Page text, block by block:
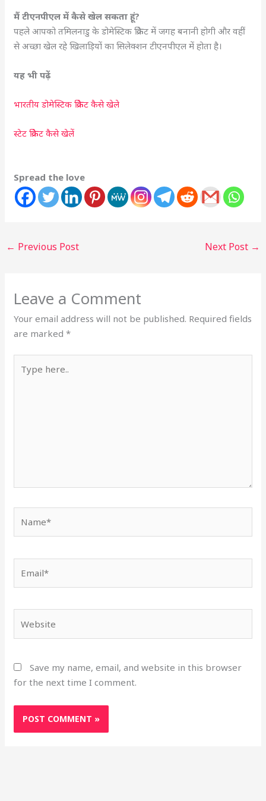
मैं टीएनपीएल में कैसे खेल सकता हूं?
पहले आपको तमिलनाडु के डोमेस्टिक क्रिकेट में जगह बनानी होगी और वहीं
से अच्छा खेल रहे खिलाड़ियों का सिलेक्शन टीएनपीएल में होता है।
यह भी पढ़ें
भारतीय डोमेस्टिक क्रिकेट कैसे खेले
स्टेट क्रिकेट कैसे खेलें
Spread the love
← Previous Post Next Post →
Leave a Comment
Your email address will not be published. Required fields
are marked*
here..
Save my name, email, and website in this browser
for the next time I comment.